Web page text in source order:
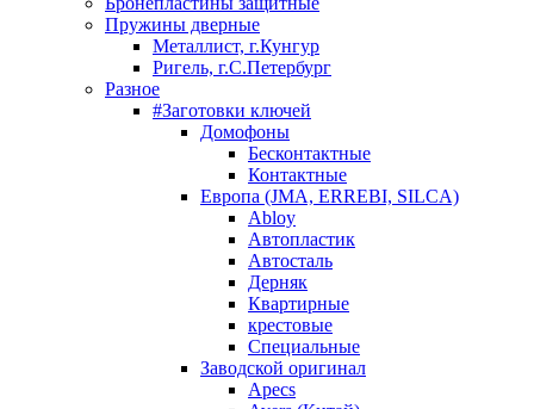
Пружины дверные
Металлист, г.Кунгур
Ригель, г.С.Петербург
Разное
#Заготовки ключей
Домофоны
Бесконтактные
Контактные
Европа (JMA, ERREBI, SILCA)
Abloy
Автопластик
Автосталь
Дерняк
Квартирные
крестовые
Специальные
Заводской оригинал
Apecs